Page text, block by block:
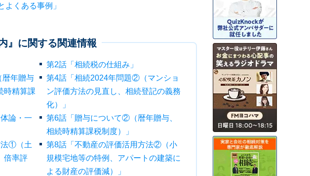
くある事例」
』に関する関連情報
第2話「相続税の仕組み」
年贈与
時精算課
第4話「相続2024年問題②（マンショ
ン評価方法の見直し、相続登記の義務
化）」
論・一
第6話「贈与について②（暦年贈与、
相続時精算課税制度）」
法①（土
倍率評
第8話「不動産の評価活用方法②（小
規模宅地等の特例、アパートの建築に
よる財産の評価減）」